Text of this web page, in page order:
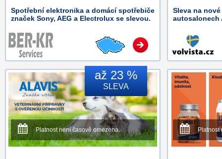
Spotřební elektronika a domácí spotřebiče
značek Sony, AEG a Electrolux se slevou.
Sleva na
autosalonech
až 23 %
SLEVA
Platnost není časově omezena. Platnost